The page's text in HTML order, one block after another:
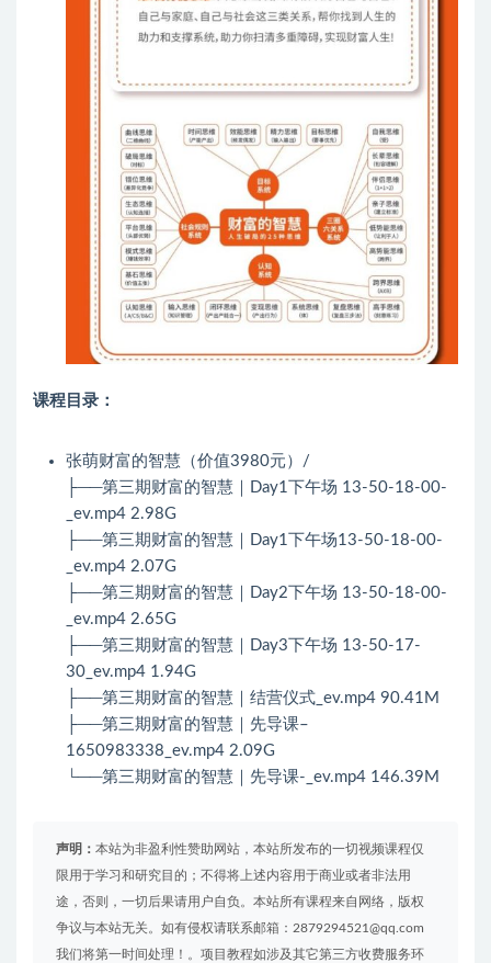
课程目录：
张萌财富的智慧（价值3980元）/
├──第三期财富的智慧｜Day1下午场 13-50-18-00-
_ev.mp4 2.98G
├──第三期财富的智慧｜Day1下午场13-50-18-00-
_ev.mp4 2.07G
├──第三期财富的智慧｜Day2下午场 13-50-18-00-
_ev.mp4 2.65G
├──第三期财富的智慧｜Day3下午场 13-50-17-
30_ev.mp4 1.94G
├──第三期财富的智慧｜结营仪式_ev.mp4 90.41M
├──第三期财富的智慧｜先导课–
1650983338_ev.mp4 2.09G
└──第三期财富的智慧｜先导课-_ev.mp4 146.39M
声明： 本站为非盈利性赞助网站，本站所发布的一切视频课程仅
限用于学习和研究目的；不得将上述内容用于商业或者非法用
途，否则，一切后果请用户自负。本站所有课程来自网络，版权
争议与本站无关。如有侵权请联系邮箱：2879294521@qq.com
我们将第一时间处理！。项目教程如涉及其它第三方收费服务环